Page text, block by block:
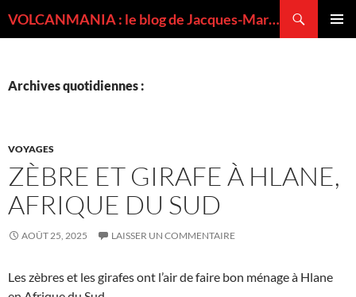
VOLCANMANIA : le blog de Jacques-Marie BARDINTZEFF, volcanologue
Archives quotidiennes :
VOYAGES
ZÈBRE ET GIRAFE À HLANE,
AFRIQUE DU SUD
AOÛT 25, 2025 LAISSER UN COMMENTAIRE
Les zèbres et les girafes ont l’air de faire bon ménage à Hlane